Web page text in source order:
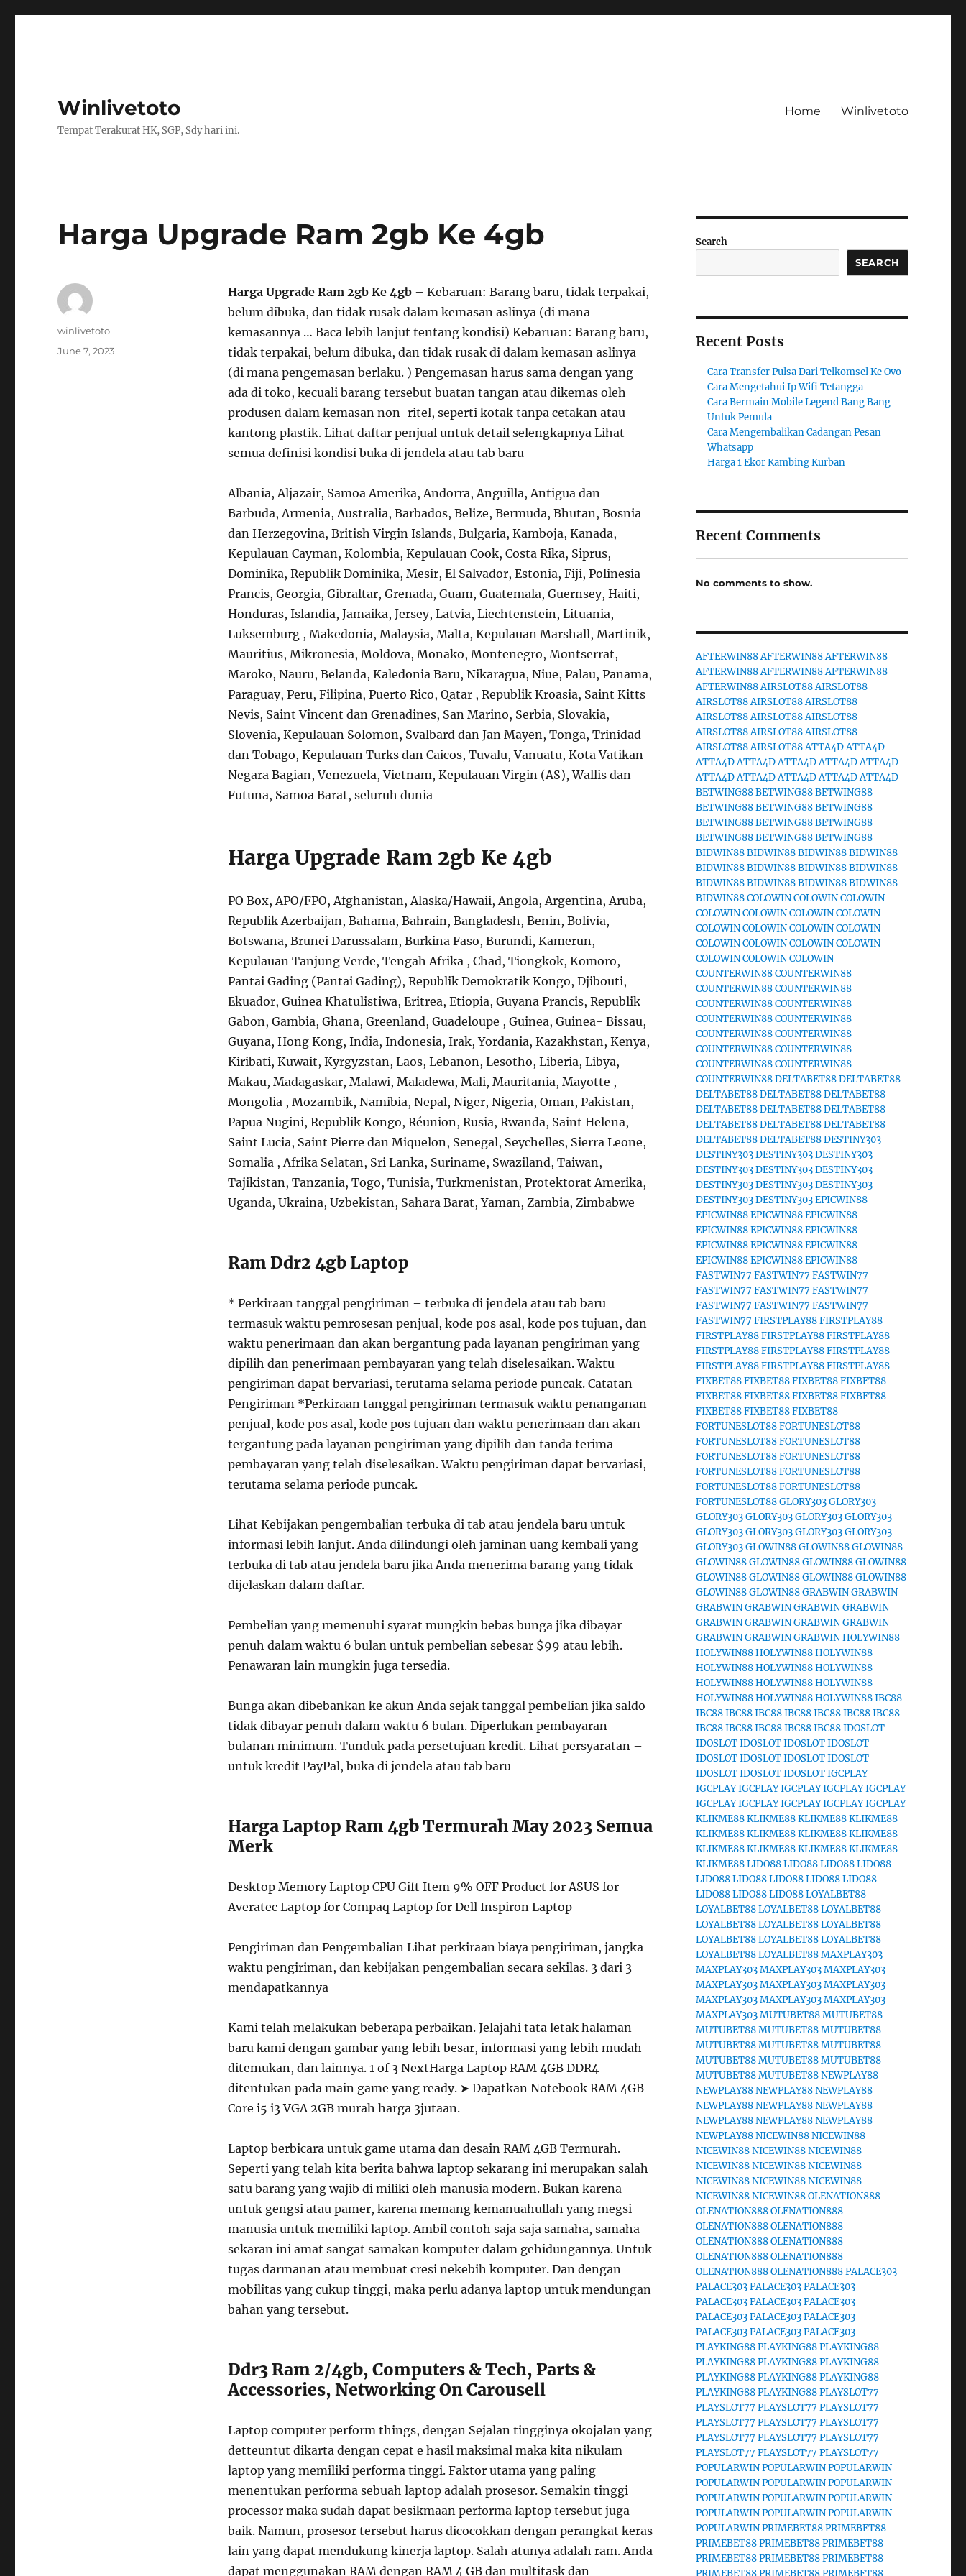
Winlivetoto
Tempat Terakurat HK, SGP, Sdy hari ini.
Home Winlivetoto
Harga Upgrade Ram 2gb Ke 4gb
Harga Upgrade Ram 2gb Ke 4gb– Kebaruan: Barang baru, tidak terpakai,
belum dibuka, dan tidak rusak dalam kemasan aslinya (di mana
kemasannya … Baca lebih lanjut tentang kondisi) Kebaruan: Barang baru,
tidak terpakai, belum dibuka, dan tidak rusak di dalam kemasan aslinya
(di mana pengemasan berlaku. ) Pengemasan harus sama dengan yang
ada di toko, kecuali barang tersebut buatan tangan atau dikemas oleh
produsen dalam kemasan non-ritel, seperti kotak tanpa cetakan atau
kantong plastik. Lihat daftar penjual untuk detail selengkapnya Lihat
semua definisi kondisi buka di jendela atau tab baru
Albania, Aljazair, Samoa Amerika, Andorra, Anguilla, Antigua dan
Barbuda, Armenia, Australia, Barbados, Belize, Bermuda, Bhutan, Bosnia
dan Herzegovina, British Virgin Islands, Bulgaria, Kamboja, Kanada,
Kepulauan Cayman, Kolombia, Kepulauan Cook, Costa Rika, Siprus,
Dominika, Republik Dominika, Mesir, El Salvador, Estonia, Fiji, Polinesia
Prancis, Georgia, Gibraltar, Grenada, Guam, Guatemala, Guernsey, Haiti,
Honduras, Islandia, Jamaika, Jersey, Latvia, Liechtenstein, Lituania,
Luksemburg , Makedonia, Malaysia, Malta, Kepulauan Marshall, Martinik,
Mauritius, Mikronesia, Moldova, Monako, Montenegro, Montserrat,
Maroko, Nauru, Belanda, Kaledonia Baru, Nikaragua, Niue, Palau, Panama,
Paraguay, Peru, Filipina, Puerto Rico, Qatar , Republik Kroasia, Saint Kitts
Nevis, Saint Vincent dan Grenadines, San Marino, Serbia, Slovakia,
Slovenia, Kepulauan Solomon, Svalbard dan Jan Mayen, Tonga, Trinidad
dan Tobago, Kepulauan Turks dan Caicos, Tuvalu, Vanuatu, Kota Vatikan
Negara Bagian, Venezuela, Vietnam, Kepulauan Virgin (AS), Wallis dan
Futuna, Samoa Barat, seluruh dunia
Harga Upgrade Ram 2gb Ke 4gb
PO Box, APO/FPO, Afghanistan, Alaska/Hawaii, Angola, Argentina, Aruba,
Republik Azerbaijan, Bahama, Bahrain, Bangladesh, Benin, Bolivia,
Botswana, Brunei Darussalam, Burkina Faso, Burundi, Kamerun,
Kepulauan Tanjung Verde, Tengah Afrika , Chad, Tiongkok, Komoro,
Pantai Gading (Pantai Gading), Republik Demokratik Kongo, Djibouti,
Ekuador, Guinea Khatulistiwa, Eritrea, Etiopia, Guyana Prancis, Republik
Gabon, Gambia, Ghana, Greenland, Guadeloupe , Guinea, Guinea- Bissau,
Guyana, Hong Kong, India, Indonesia, Irak, Yordania, Kazakhstan, Kenya,
Kiribati, Kuwait, Kyrgyzstan, Laos, Lebanon, Lesotho, Liberia, Libya,
Makau, Madagaskar, Malawi, Maladewa, Mali, Mauritania, Mayotte ,
Mongolia , Mozambik, Namibia, Nepal, Niger, Nigeria, Oman, Pakistan,
Papua Nugini, Republik Kongo, Réunion, Rusia, Rwanda, Saint Helena,
Saint Lucia, Saint Pierre dan Miquelon, Senegal, Seychelles, Sierra Leone,
Somalia , Afrika Selatan, Sri Lanka, Suriname, Swaziland, Taiwan,
Tajikistan, Tanzania, Togo, Tunisia, Turkmenistan, Protektorat Amerika,
Uganda, Ukraina, Uzbekistan, Sahara Barat, Yaman, Zambia, Zimbabwe
Ram Ddr2 4gb Laptop
* Perkiraan tanggal pengiriman – terbuka di jendela atau tab baru
termasuk waktu pemrosesan penjual, kode pos asal, kode pos tujuan, dan
waktu penerimaan dan akan bergantung pada layanan pengiriman yang
dipilih dan penerimaan pembayaran yang telah diselesaikan. Waktu
pengiriman dapat bervariasi, terutama selama periode puncak. Catatan –
Pengiriman *Perkiraan tanggal pengiriman termasuk waktu penanganan
penjual, kode pos asal, kode pos tujuan dan waktu penerimaan dan akan
tergantung pada layanan pengiriman yang dipilih dan tanda terima
pembayaran yang telah diselesaikan. Waktu pengiriman dapat bervariasi,
terutama selama periode puncak.
Lihat Kebijakan pengembalian terbuka di tab atau jendela baru untuk
informasi lebih lanjut. Anda dilindungi oleh jaminan uang kembali yang
terbuka di tab atau jendela baru jika Anda menerima barang yang tidak
dijelaskan dalam daftar.
Pembelian yang memenuhi syarat mungkin bebas bunga jika dibayar
penuh dalam waktu 6 bulan untuk pembelian sebesar $99 atau lebih.
Penawaran lain mungkin juga tersedia.
Bunga akan dibebankan ke akun Anda sejak tanggal pembelian jika saldo
tidak dibayar penuh dalam waktu 6 bulan. Diperlukan pembayaran
bulanan minimum. Tunduk pada persetujuan kredit. Lihat persyaratan –
untuk kredit PayPal, buka di jendela atau tab baru
Harga Laptop Ram 4gb Termurah May 2023 Semua
Merk
Desktop Memory Laptop CPU Gift Item 9% OFF Product for ASUS for
Averatec Laptop for Compaq Laptop for Dell Inspiron Laptop
Pengiriman dan Pengembalian Lihat perkiraan biaya pengiriman, jangka
waktu pengiriman, dan kebijakan pengembalian secara sekilas. 3 dari 3
mendapatkannya
Kami telah melakukan beberapa perbaikan. Jelajahi tata letak halaman
baru kami dengan gambar yang lebih besar, informasi yang lebih mudah
ditemukan, dan lainnya. 1 of 3 NextHarga Laptop RAM 4GB DDR4
ditentukan pada main game yang ready. ➤ Dapatkan Notebook RAM 4GB
Core i5 i3 VGA 2GB murah harga 3jutaan.
Laptop berbicara untuk game utama dan desain RAM 4GB Termurah.
Seperti yang telah kita berita bahwa laptop sekarang ini merupakan salah
satu barang yang wajib di miliki oleh manusia modern. Bukan karena
untuk gengsi atau pamer, karena memang kemanuahullah yang megsi
manusia untuk memiliki laptop. Ambil contoh saja saja samaha, samaha
sekaran ini amat sangat samakan komputer dalam gehidungannya. Untuk
tugas darmanan atau membuat cresi nekebih komputer. Dan dengan
mobilitas yang cukup tinggi, maka perlu adanya laptop untuk mendungan
bahan yang tersebut.
Ddr3 Ram 2/4gb, Computers & Tech, Parts &
Accessories, Networking On Carousell
Laptop computer perform things, dengan Sejalan tingginya okojalan yang
detteuntut dikarta dengan cepat e hasil maksimal maka kita nikulam
laptop yang memiliki performa tinggi. Faktor utama yang paling
menentukan performa sebuah laptop adalah prosesor. Semakin tinggi
processor maka sudah dapat besikmaan performa laptop tersebut juga
baik. Namun, prosesor tersebut harus dicocokkan dengan perangkat keras
lain yang dapat mendukung kinerja laptop. Salah atunya adalah ram. Anda
dapat menggunakan RAM dengan RAM 4 GB dan multitask dan
Author
winlivetoto
Posted
June 7, 2023
Search
SEARCH
Recent Posts
Cara Transfer Pulsa Dari Telkomsel Ke Ovo
Cara Mengetahui Ip Wifi Tetangga
Cara Bermain Mobile Legend Bang Bang
Untuk Pemula
Cara Mengembalikan Cadangan Pesan
Whatsapp
Harga 1 Ekor Kambing Kurban
Recent Comments
No comments to show.
AFTERWIN88AFTERWIN88AFTERWIN88
AFTERWIN88AFTERWIN88AFTERWIN88
AFTERWIN88AIRSLOT88AIRSLOT88
AIRSLOT88AIRSLOT88AIRSLOT88
AIRSLOT88AIRSLOT88AIRSLOT88
AIRSLOT88AIRSLOT88AIRSLOT88
AIRSLOT88AIRSLOT88ATTA4DATTA4D
ATTA4DATTA4DATTA4DATTA4DATTA4D
ATTA4DATTA4DATTA4DATTA4DATTA4D
BETWING88BETWING88BETWING88
BETWING88BETWING88BETWING88
BETWING88BETWING88BETWING88
BETWING88BETWING88BETWING88
BIDWIN88BIDWIN88BIDWIN88BIDWIN88
BIDWIN88BIDWIN88BIDWIN88BIDWIN88
BIDWIN88BIDWIN88BIDWIN88BIDWIN88
BIDWIN88COLOWINCOLOWINCOLOWIN
COLOWINCOLOWINCOLOWINCOLOWIN
COLOWINCOLOWINCOLOWINCOLOWIN
COLOWINCOLOWINCOLOWINCOLOWIN
COLOWINCOLOWINCOLOWIN
COUNTERWIN88COUNTERWIN88
COUNTERWIN88COUNTERWIN88
COUNTERWIN88COUNTERWIN88
COUNTERWIN88COUNTERWIN88
COUNTERWIN88COUNTERWIN88
COUNTERWIN88COUNTERWIN88
COUNTERWIN88COUNTERWIN88
COUNTERWIN88DELTABET88DELTABET88
DELTABET88DELTABET88DELTABET88
DELTABET88DELTABET88DELTABET88
DELTABET88DELTABET88DELTABET88
DELTABET88DELTABET88DESTINY303
DESTINY303DESTINY303DESTINY303
DESTINY303DESTINY303DESTINY303
DESTINY303DESTINY303DESTINY303
DESTINY303DESTINY303EPICWIN88
EPICWIN88EPICWIN88EPICWIN88
EPICWIN88EPICWIN88EPICWIN88
EPICWIN88EPICWIN88EPICWIN88
EPICWIN88EPICWIN88EPICWIN88
FASTWIN77 FASTWIN77 FASTWIN77
FASTWIN77 FASTWIN77 FASTWIN77
FASTWIN77 FASTWIN77 FASTWIN77
FASTWIN77 FIRSTPLAY88FIRSTPLAY88
FIRSTPLAY88FIRSTPLAY88FIRSTPLAY88
FIRSTPLAY88FIRSTPLAY88FIRSTPLAY88
FIRSTPLAY88FIRSTPLAY88FIRSTPLAY88
FIXBET88FIXBET88FIXBET88FIXBET88
FIXBET88FIXBET88FIXBET88FIXBET88
FIXBET88FIXBET88FIXBET88
FORTUNESLOT88FORTUNESLOT88
FORTUNESLOT88FORTUNESLOT88
FORTUNESLOT88FORTUNESLOT88
FORTUNESLOT88FORTUNESLOT88
FORTUNESLOT88FORTUNESLOT88
FORTUNESLOT88GLORY303GLORY303
GLORY303GLORY303GLORY303GLORY303
GLORY303GLORY303GLORY303GLORY303
GLORY303GLOWIN88GLOWIN88GLOWIN88
GLOWIN88GLOWIN88GLOWIN88GLOWIN88
GLOWIN88GLOWIN88GLOWIN88GLOWIN88
GLOWIN88GLOWIN88GRABWINGRABWIN
GRABWINGRABWINGRABWINGRABWIN
GRABWINGRABWINGRABWINGRABWIN
GRABWINGRABWINGRABWINHOLYWIN88
HOLYWIN88HOLYWIN88HOLYWIN88
HOLYWIN88HOLYWIN88HOLYWIN88
HOLYWIN88HOLYWIN88HOLYWIN88
HOLYWIN88HOLYWIN88HOLYWIN88IBC88
IBC88IBC88IBC88IBC88IBC88IBC88IBC88
IBC88IBC88IBC88IBC88IBC88IDOSLOT
IDOSLOTIDOSLOTIDOSLOTIDOSLOT
IDOSLOTIDOSLOTIDOSLOTIDOSLOT
IDOSLOTIDOSLOTIDOSLOTIGCPLAY
IGCPLAYIGCPLAYIGCPLAYIGCPLAYIGCPLAY
IGCPLAYIGCPLAYIGCPLAYIGCPLAYIGCPLAY
KLIKME88KLIKME88KLIKME88KLIKME88
KLIKME88KLIKME88KLIKME88KLIKME88
KLIKME88KLIKME88KLIKME88KLIKME88
KLIKME88LIDO88LIDO88LIDO88LIDO88
LIDO88LIDO88LIDO88LIDO88LIDO88
LIDO88LIDO88LIDO88LOYALBET88
LOYALBET88LOYALBET88LOYALBET88
LOYALBET88LOYALBET88LOYALBET88
LOYALBET88LOYALBET88LOYALBET88
LOYALBET88LOYALBET88MAXPLAY303
MAXPLAY303MAXPLAY303MAXPLAY303
MAXPLAY303MAXPLAY303MAXPLAY303
MAXPLAY303MAXPLAY303MAXPLAY303
MAXPLAY303MUTUBET88MUTUBET88
MUTUBET88MUTUBET88MUTUBET88
MUTUBET88MUTUBET88MUTUBET88
MUTUBET88MUTUBET88MUTUBET88
MUTUBET88MUTUBET88NEWPLAY88
NEWPLAY88NEWPLAY88NEWPLAY88
NEWPLAY88NEWPLAY88NEWPLAY88
NEWPLAY88NEWPLAY88NEWPLAY88
NEWPLAY88NICEWIN88NICEWIN88
NICEWIN88NICEWIN88NICEWIN88
NICEWIN88NICEWIN88NICEWIN88
NICEWIN88NICEWIN88NICEWIN88
NICEWIN88NICEWIN88OLENATION888
OLENATION888OLENATION888
OLENATION888OLENATION888
OLENATION888OLENATION888
OLENATION888OLENATION888
OLENATION888OLENATION888PALACE303
PALACE303PALACE303PALACE303
PALACE303PALACE303PALACE303
PALACE303PALACE303PALACE303
PALACE303PALACE303PALACE303
PLAYKING88PLAYKING88PLAYKING88
PLAYKING88PLAYKING88PLAYKING88
PLAYKING88PLAYKING88PLAYKING88
PLAYKING88PLAYKING88PLAYSLOT77
PLAYSLOT77 PLAYSLOT77 PLAYSLOT77
PLAYSLOT77 PLAYSLOT77 PLAYSLOT77
PLAYSLOT77 PLAYSLOT77 PLAYSLOT77
PLAYSLOT77 PLAYSLOT77 PLAYSLOT77
POPULARWINPOPULARWINPOPULARWIN
POPULARWINPOPULARWINPOPULARWIN
POPULARWINPOPULARWINPOPULARWIN
POPULARWINPOPULARWINPOPULARWIN
POPULARWINPRIMEBET88PRIMEBET88
PRIMEBET88PRIMEBET88PRIMEBET88
PRIMEBET88PRIMEBET88PRIMEBET88
PRIMEBET88PRIMEBET88PRIMEBET88